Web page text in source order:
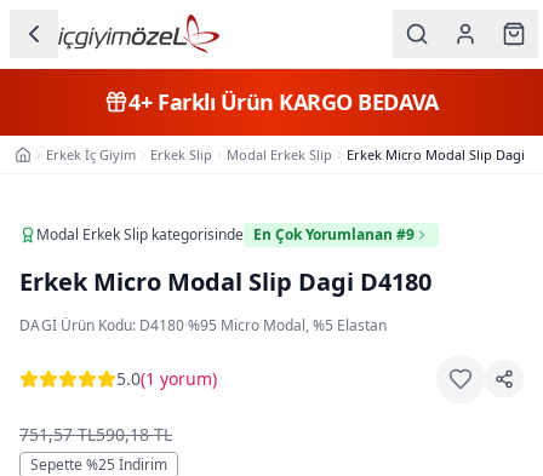
Kategorileri
Erkek
Çocuk
Fantazi
Büyük
4+Farklı Ürün KARGO BEDAVA
Ana SayfaErkek İç Giyim Erkek Slip Modal Erkek Slip Erkek Micro Modal Slip Dagi
Modal Erkek Slip kategorisinde En Çok Yorumlanan #9
Erkek Micro Modal Slip Dagi D4180
DAGI·Ürün Kodu: D4180·%95 Micro Modal, %5 Elastan
5.0(1 yorum)
751,57 TL590,18 TL
Sepette %25 İndirim